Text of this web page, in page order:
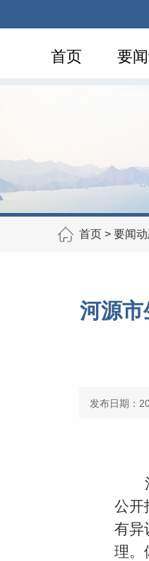
首页 要
首页 > 要闻
河源市
发布日期：
公开
有异
理。